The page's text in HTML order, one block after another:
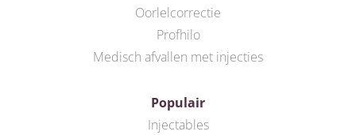
Oorlelcorrectie
Profhilo
Medisch afvallen met injecties
Populair
Injectables